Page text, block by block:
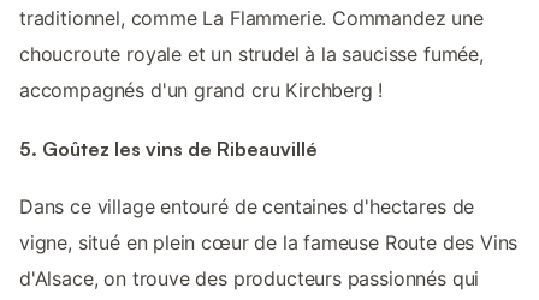
traditionnel, comme La Flammerie. Commandez une
choucroute royale et un strudel à la saucisse fumée,
accompagnés d'un grand cru Kirchberg !
5. Goûtez les vins de Ribeauvillé
Dans ce village entouré de centaines d'hectares de
vigne, situé en plein cœur de la fameuse Route des Vins
d'Alsace, on trouve des producteurs passionnés qui